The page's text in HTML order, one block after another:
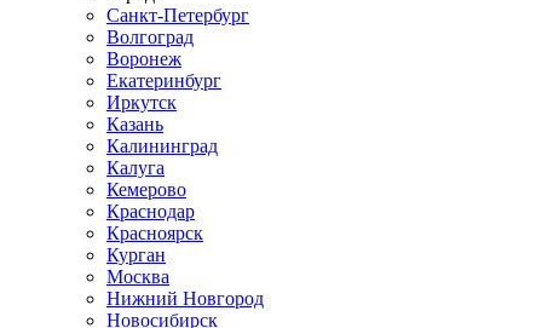
Санкт-Петербург
Волгоград
Воронеж
Екатеринбург
Иркутск
Казань
Калининград
Калуга
Кемерово
Краснодар
Красноярск
Курган
Москва
Нижний Новгород
Новосибирск